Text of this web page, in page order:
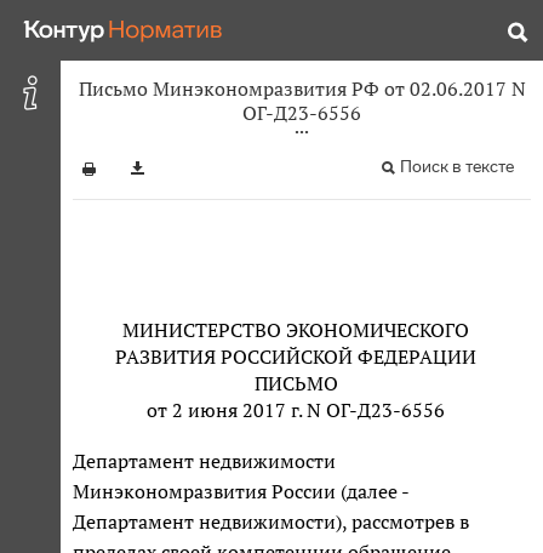
Письмо Минэкономразвития РФ от 02.06.2017 N
ОГ-Д23-6556
Поиск в тексте
МИНИСТЕРСТВО ЭКОНОМИЧЕСКОГО
РАЗВИТИЯ РОССИЙСКОЙ ФЕДЕРАЦИИ
ПИСЬМО
от 2 июня 2017 г. N ОГ-Д23-6556
Департамент недвижимости
Минэкономразвития России (далее -
Департамент недвижимости), рассмотрев в